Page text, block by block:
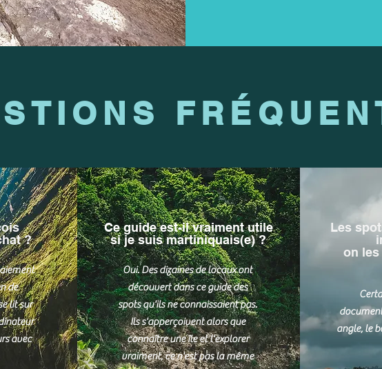
?
de
lit sur
avec
Ce guide est-il vraiment utile
si je suis martiniquais(e) ?
Oui. Des dizaines de locaux ont
découvert dans ce guide des
spots qu'ils ne connaissaient pas.
Ils s'apperçoivent alors que
connaître une île et l'explorer
vraiment, ce n'est pas la même
Les
on
angle, le